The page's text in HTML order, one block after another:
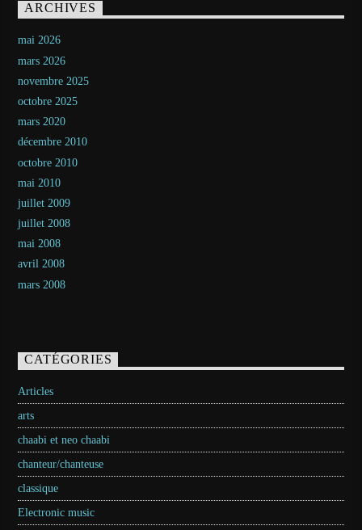
ARCHIVES
mai 2026
mars 2026
novembre 2025
octobre 2025
mars 2020
décembre 2010
octobre 2010
mai 2010
juillet 2009
juillet 2008
mai 2008
avril 2008
mars 2008
CATÉGORIES
Articles
arts
chaabi et neo chaabi
chanteur/chanteuse
classique
Electronic music